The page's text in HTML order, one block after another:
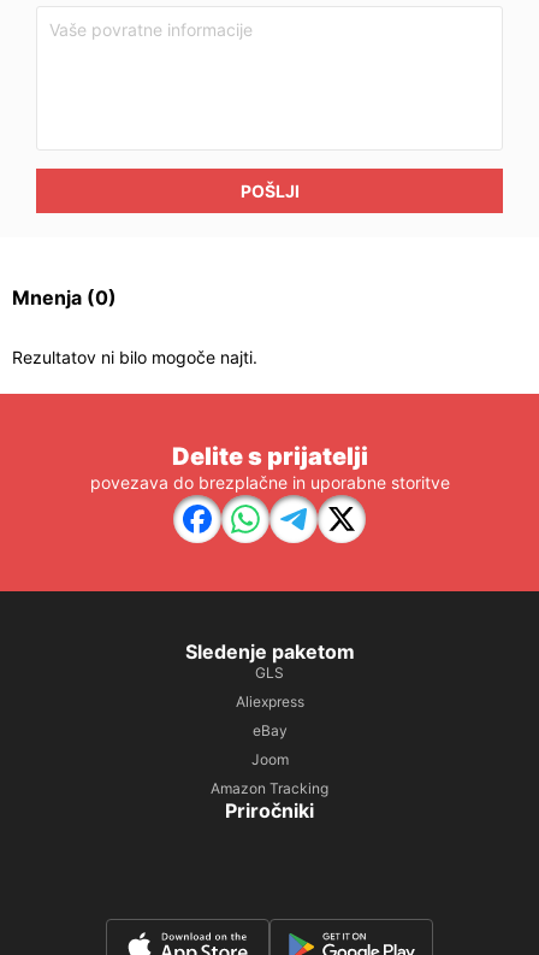
POŠLJI
Mnenja (0)
Rezultatov ni bilo mogoče najti.
Delite s prijatelji
povezava do brezplačne in uporabne storitve
Sledenje paketom
GLS
Aliexpress
eBay
Joom
Amazon Tracking
Priročniki